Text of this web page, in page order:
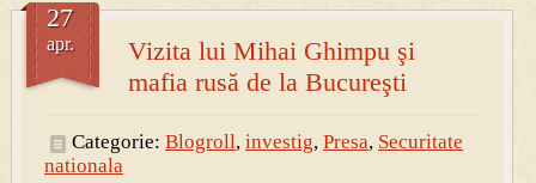
Vizita lui Mihai Ghimpu şi
mafia rusă de la Bucureşti
27
apr.
Categorie: Blogroll, investig, Presa, Securitate
nationala